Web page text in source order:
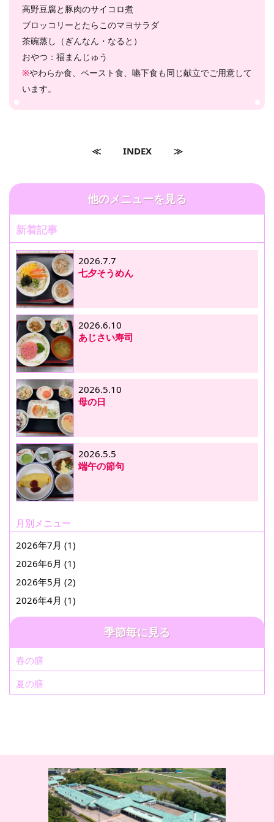
高野豆腐と豚肉のサイコロ煮
ブロッコリーとたらこのマヨサラダ
茶碗蒸し（ぎんなん・なると）
おやつ：福まんじゅう
※やわらか食、ペースト食、嚥下食も同じ献立でご用意して
います。
≪ INDEX ≫
他のメニューを見る
新着記事
2026.7.7
七夕そうめん
2026.6.10
あじさい寿司
2026.5.10
母の日
2026.5.5
端午の節句
月別メニュー
2026年7月 (1)
2026年6月 (1)
2026年5月 (2)
2026年4月 (1)
季節毎に見る
春の膳
夏の膳